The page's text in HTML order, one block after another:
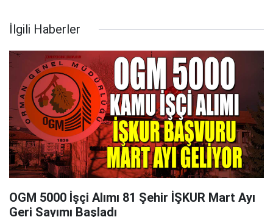
İlgili Haberler
OGM 5000 İşçi Alımı 81 Şehir İŞKUR Mart Ayı
Geri Sayımı Başladı